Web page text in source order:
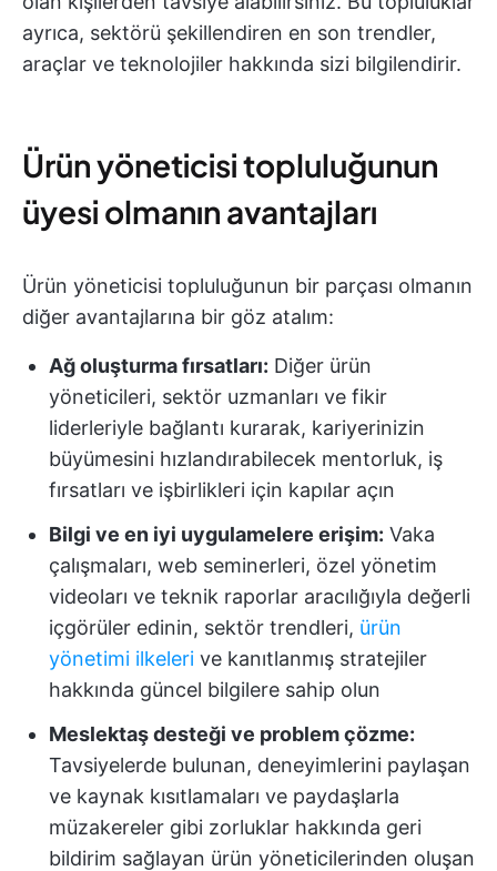
ayrıca, sektörü şekillendiren en son trendler,
araçlar ve teknolojiler hakkında sizi bilgilendirir.
Ürün yöneticisi topluluğunun
üyesi olmanın avantajları
Ürün yöneticisi topluluğunun bir parçası olmanın
diğer avantajlarına bir göz atalım:
Ağ oluşturma fırsatları: Diğer ürün
yöneticileri, sektör uzmanları ve fikir
liderleriyle bağlantı kurarak, kariyerinizin
büyümesini hızlandırabilecek mentorluk, iş
fırsatları ve işbirlikleri için kapılar açın
Bilgi ve en iyi uygulamelere erişim: Vaka
çalışmaları, web seminerleri, özel yönetim
videoları ve teknik raporlar aracılığıyla değerli
içgörüler edinin, sektör trendleri, ürün
yönetimi ilkeleri ve kanıtlanmış stratejiler
hakkında güncel bilgilere sahip olun
Meslektaş desteği ve problem çözme:
Tavsiyelerde bulunan, deneyimlerini paylaşan
ve kaynak kısıtlamaları ve paydaşlarla
müzakereler gibi zorluklar hakkında geri
bildirim sağlayan ürün yöneticilerinden oluşan